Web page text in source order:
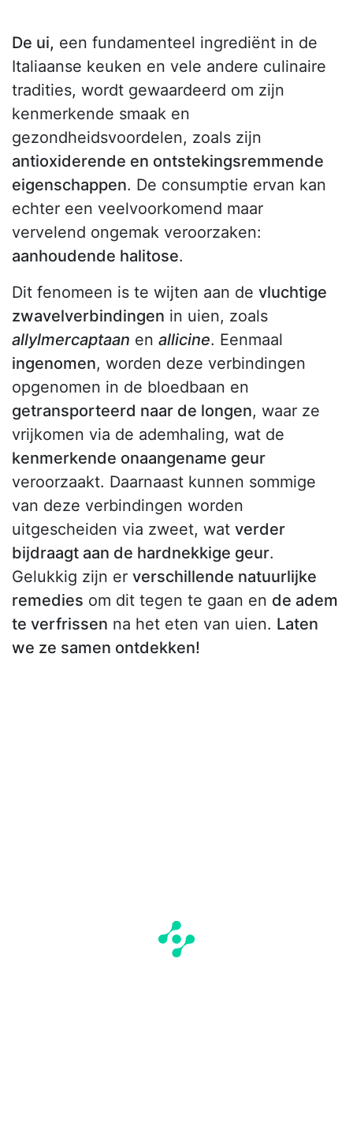
De ui, een fundamenteel ingrediënt in de
Italiaanse keuken en vele andere culinaire
tradities, wordt gewaardeerd om zijn
kenmerkende smaak en
gezondheidsvoordelen, zoals zijn
antioxiderende en ontstekingsremmende
eigenschappen. De consumptie ervan kan
echter een veelvoorkomend maar
vervelend ongemak veroorzaken:
aanhoudende halitose.
Dit fenomeen is te wijten aan de vluchtige
zwavelverbindingen in uien, zoals
allylmercaptaan en allicine. Eenmaal
ingenomen, worden deze verbindingen
opgenomen in de bloedbaan en
getransporteerd naar de longen, waar ze
vrijkomen via de ademhaling, wat de
kenmerkende onaangename geur
veroorzaakt. Daarnaast kunnen sommige
van deze verbindingen worden
uitgescheiden via zweet, wat verder
bijdraagt aan de hardnekkige geur.
Gelukkig zijn er verschillende natuurlijke
remedies om dit tegen te gaan en de adem
te verfrissen na het eten van uien. Laten
we ze samen ontdekken!